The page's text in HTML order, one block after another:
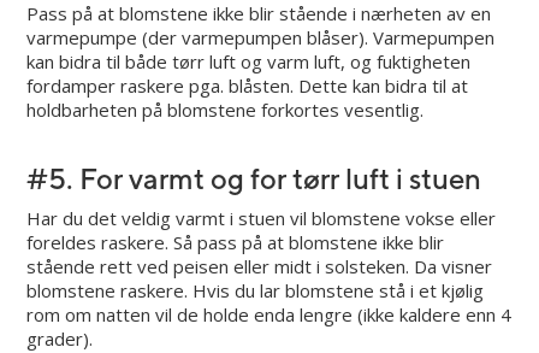
Pass på at blomstene ikke blir stående i nærheten av en
varmepumpe (der varmepumpen blåser). Varmepumpen
kan bidra til både tørr luft og varm luft, og fuktigheten
fordamper raskere pga. blåsten. Dette kan bidra til at
holdbarheten på blomstene forkortes vesentlig.
#5. For varmt og for tørr luft i stuen
Har du det veldig varmt i stuen vil blomstene vokse eller
foreldes raskere. Så pass på at blomstene ikke blir
stående rett ved peisen eller midt i solsteken. Da visner
blomstene raskere. Hvis du lar blomstene stå i et kjølig
rom om natten vil de holde enda lengre (ikke kaldere enn 4
grader).